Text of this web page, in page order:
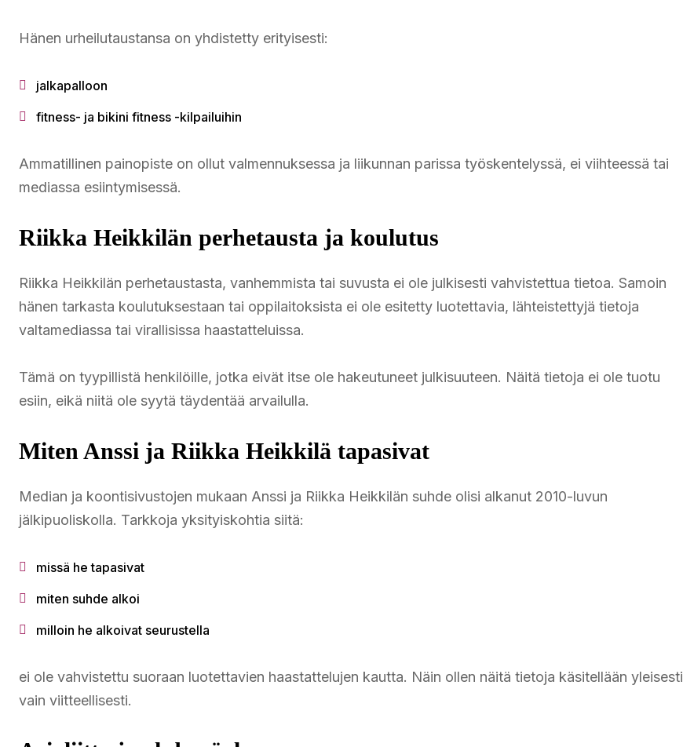
Hänen urheilutaustansa on yhdistetty erityisesti:
jalkapalloon
fitness- ja bikini fitness -kilpailuihin
Ammatillinen painopiste on ollut valmennuksessa ja liikunnan parissa työskentelyssä, ei viihteessä tai
mediassa esiintymisessä.
Riikka Heikkilän perhetausta ja koulutus
Riikka Heikkilän perhetaustasta, vanhemmista tai suvusta ei ole julkisesti vahvistettua tietoa. Samoin
hänen tarkasta koulutuksestaan tai oppilaitoksista ei ole esitetty luotettavia, lähteistettyjä tietoja
valtamediassa tai virallisissa haastatteluissa.
Tämä on tyypillistä henkilöille, jotka eivät itse ole hakeutuneet julkisuuteen. Näitä tietoja ei ole tuotu
esiin, eikä niitä ole syytä täydentää arvailulla.
Miten Anssi ja Riikka Heikkilä tapasivat
Median ja koontisivustojen mukaan Anssi ja Riikka Heikkilän suhde olisi alkanut 2010-luvun
jälkipuoliskolla. Tarkkoja yksityiskohtia siitä:
missä he tapasivat
miten suhde alkoi
milloin he alkoivat seurustella
ei ole vahvistettu suoraan luotettavien haastattelujen kautta. Näin ollen näitä tietoja käsitellään yleisesti
vain viitteellisesti.